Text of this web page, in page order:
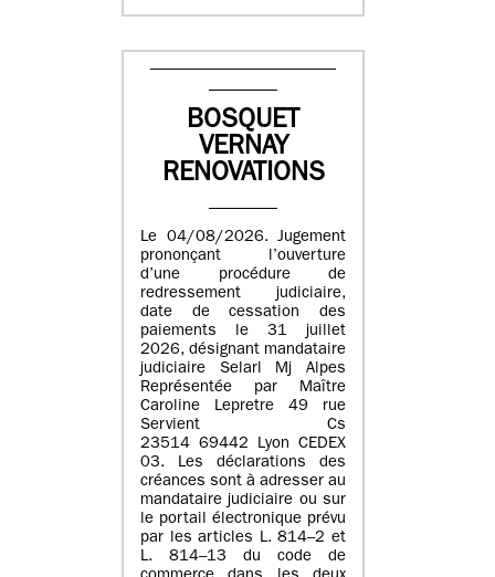
BOSQUET
VERNAY
RENOVATIONS
Le 04/08/2026. Jugement
prononçant l’ouverture
d’une procédure de
redressement judiciaire,
date de cessation des
paiements le 31 juillet
2026, désignant mandataire
judiciaire Selarl Mj Alpes
Représentée par Maître
Caroline Lepretre 49 rue
Servient Cs
23514 69442 Lyon CEDEX
03. Les déclarations des
créances sont à adresser au
mandataire judiciaire ou sur
le portail électronique prévu
par les articles L. 814–2 et
L. 814–13 du code de